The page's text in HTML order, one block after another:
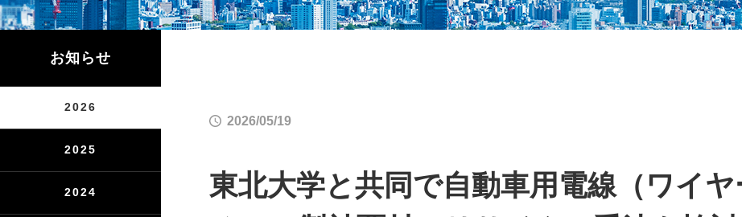
お知らせ
2026
2025
2024
2026/05/19
東北大学と共同で自動車用電線（ワイ